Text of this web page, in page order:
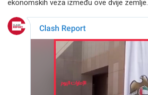
ekonomskih veza između ove dvije zemlje.